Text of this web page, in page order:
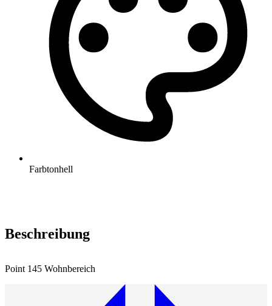
Farbtonhell
Beschreibung
Point 145 Wohnbereich